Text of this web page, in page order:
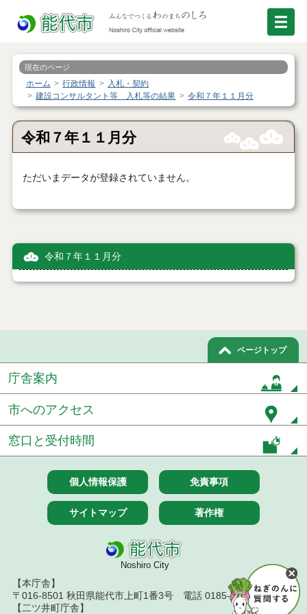
現在のページ
ホーム 行政情報
入札・契約
建設コンサルタント等 入札等の結果
令和７年１１月分
令和７年１１月分
ただいまデータが登録されていません。
令和７年１１月分
ページトップ
庁舎案内
市へのアクセス
窓口と受付時間
個人情報保護 免責事項
サイトマップ 著作権
Noshiro City
【本庁舎】
〒016-8501 秋田県能代市上町1番3号 電話 0185-52-2111
【二ツ井町庁舎】